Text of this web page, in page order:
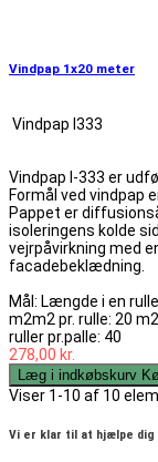
Vindpap 1x20 meter
Vindpap I333
Vindpap I-333 er
Formål ved vindpap
Pappet er
isoleringens kolde
vejrpåvirkning med
facadebeklædning.
Mål: Længde i en
m2m2 pr. rulle: 20 m2
ruller pr.palle: 40
278,00 kr.
Læg i indkøbskurv
Viser 1-10 af 10
Vi er klar til at hjælpe dig